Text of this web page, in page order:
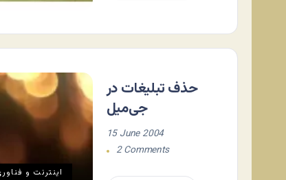
اينترنت و
حذف تبليغات در
جی‌ميل
15 June 2004
2 Comments